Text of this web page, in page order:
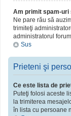
Am primit spam-uri
Ne pare rău să
trimiteţi
administratorul
Sus
Prieteni şi
Ce este lista de
Puteţi folosi aceste
la trimiterea
în lista cu persoane